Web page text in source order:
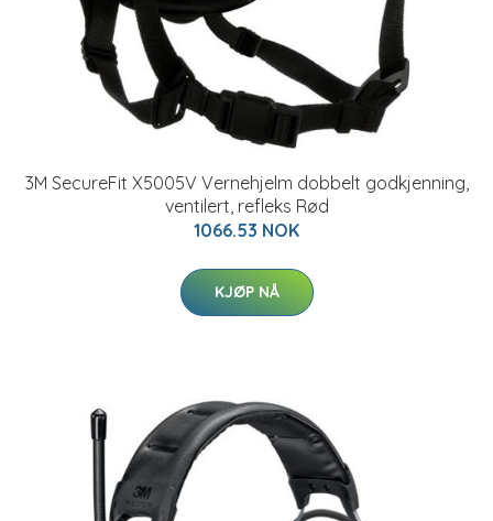
3M SecureFit X5005V Vernehjelm dobbelt godkjenning,
ventilert, refleks Rød
1066.53 NOK
KJØP NÅ